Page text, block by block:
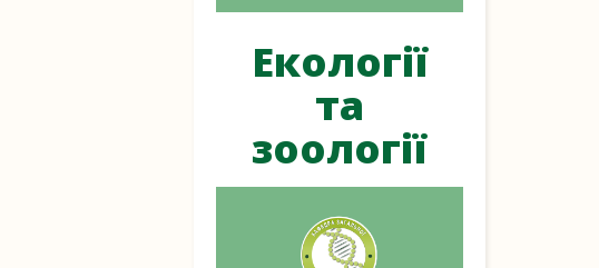
Екології
та
зоології